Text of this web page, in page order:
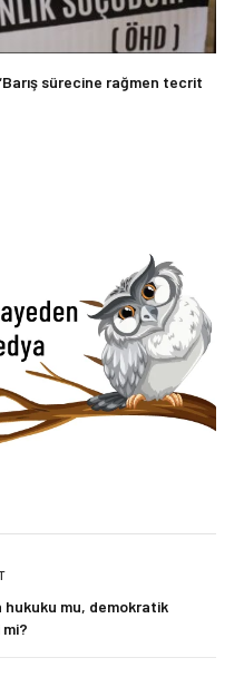
sürecine rağmen tecrit
hukuku mu, demokratik